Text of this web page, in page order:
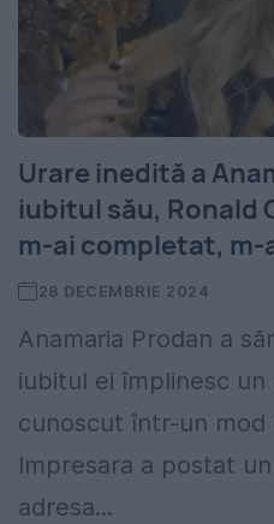
Urare inedită a
iubitul său, Ronald
m-ai completat, m-
28 DECEMBRIE 2024
Anamaria Prodan a
iubitul ei împlinesc un
cunoscut într-un mod
Impresara a postat
adresa...